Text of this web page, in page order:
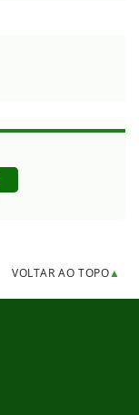
VOLTAR AO TOPO▲